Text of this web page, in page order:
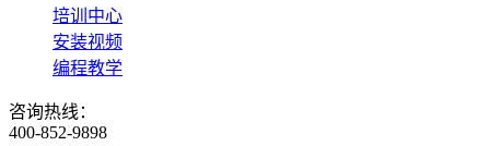
培训中心
安装视频
编程教学
咨询热线：
400-852-9898